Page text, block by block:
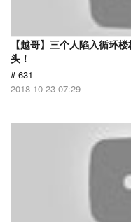
【越哥】三个人陷入循环
头！
# 631
2018-10-23 07:29